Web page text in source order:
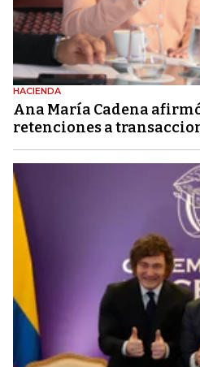
HACIENDA
Ana María Cadena
retenciones a